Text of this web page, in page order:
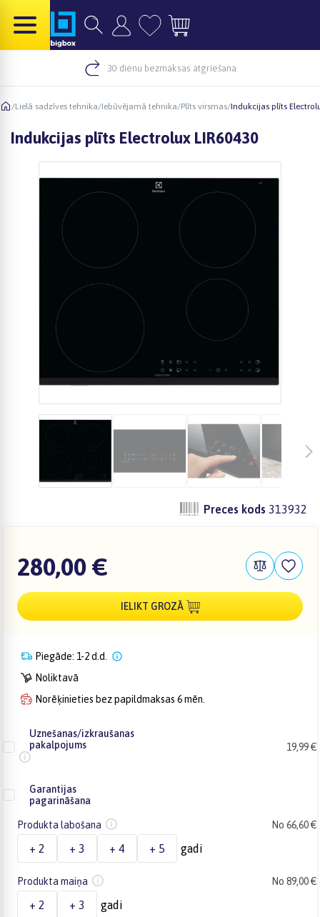
30 dienu bezmaksas atgriešana
/Lielā sadzīves tehnika/Iebūvējamā tehnika/Plīts virsmas/Indukcijas plīts
Indukcijas plīts Electrolux LIR60430
Preces kods 313932
280,00 €
IELIKT GROZĀ
Piegāde: 1-2 d.d.
Noliktavā
Norēķinieties bez papildmaksas 6 mēn.
Uznešanas/izkraušanas
pakalpojums
19,99 €
Garantijas
pagarināšana
Produkta labošana No 66,60 €
+ 2 + 3 + 4 + 5 gadi
Produkta maiņa No 89,00 €
+ 2 + 3 gadi